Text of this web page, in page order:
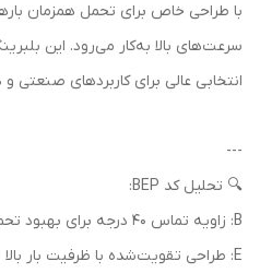
با طراحی خاص برای تحمل همزمان
انتخابی عالی برای کاربردهای صنعتی
---
🔍 تحلیل کد BEP:
B: زاویه تماس 40 درجه برای بهبود تحمل بار محوری
E: طراحی تقویت‌شده با ظرفیت بار بالا